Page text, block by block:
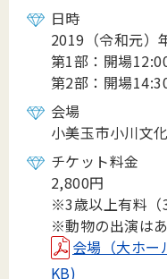
日時
2019（令和元）
第1部：開場
第2部：開場
会場
小美玉市小川文
チケット料金
2,800円
※3歳以上有料（
※動物の出演はあ
会場（大ホ
KB)